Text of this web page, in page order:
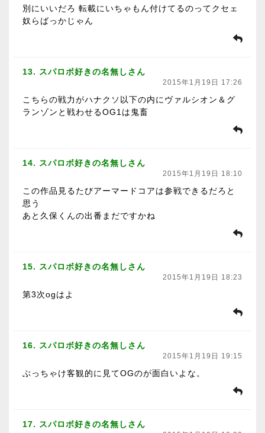
別にいいだろ 転載にいちゃもん付けてるのってクセェ
奴らばっかじゃん
13. スパロボ好きの名無しさん
2015年1月19日 17:26
こちらの戦力がハナクソ以下の内にヴァルシオン＆グ
ランゾンと戦わせるOG1は鬼畜
14. スパロボ好きの名無しさん
2015年1月19日 18:10
この作品見るたびアーマードコアは参戦できるだろと
思う
あと久保くんの出番まだですかね
15. スパロボ好きの名無しさん
2015年1月19日 18:23
第3次ogはよ
16. スパロボ好きの名無しさん
2015年1月19日 19:15
ぶっちゃけ客観的に見てOGのが面白いよな。
17. スパロボ好きの名無しさん